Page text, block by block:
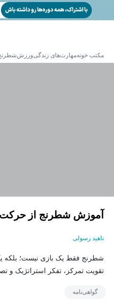
مکتب خونهمهارت‌های زندگیورزش
آموزش شطرنج از
ناهید رسولی
شطرنج فقط یک بازی نیست؛ بلکه
تقویت تمرکز، تفکر استراتژیک و
گواهی‌نامه